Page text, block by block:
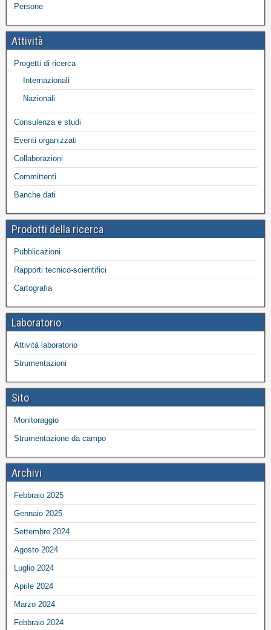
Persone
Attività
Progetti di ricerca
Internazionali
Nazionali
Consulenza e studi
Eventi organizzati
Collaborazioni
Committenti
Banche dati
Prodotti della ricerca
Pubblicazioni
Rapporti tecnico-scientifici
Cartografia
Laboratorio
Attività laboratorio
Strumentazioni
Sito
Monitoraggio
Strumentazione da campo
Archivi
Febbraio 2025
Gennaio 2025
Settembre 2024
Agosto 2024
Luglio 2024
Aprile 2024
Marzo 2024
Febbraio 2024